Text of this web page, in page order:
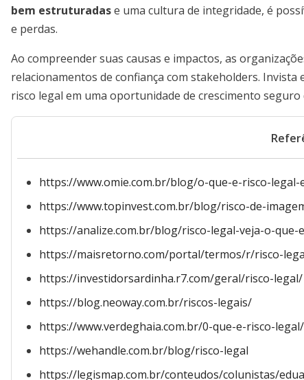
bem estruturadase uma cultura de integridade, é
e perdas.
Ao compreender suas causas e impactos, as
relacionamentos de confiança com stakeholders.
risco legal em uma oportunidade de crescimento seguro
https://www.omie.com.br/blog/o-que-e-risco-
https://www.topinvest.com.br/blog/risco-de-
https://analize.com.br/blog/risco-legal-veja-o-
https://maisretorno.com/portal/termos/r/risco-
https://investidorsardinha.r7.com/geral/risco-legal/
https://blog.neoway.com.br/riscos-legais/
https://www.verdeghaia.com.br/0-que-e-risco-legal/
https://wehandle.com.br/blog/risco-legal
https://legismap.com.br/conteudos/colunistas/